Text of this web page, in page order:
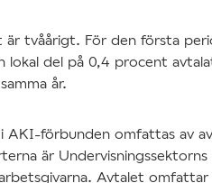
är tvåårigt. För den första
lokal del på 0,4 procent
år.
i AKI-förbunden omfattas av
är
Avtalet omfattar